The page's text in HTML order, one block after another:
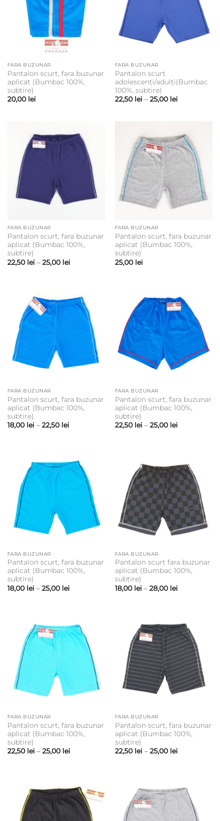
FARA BUZUNAR
Pantalon scurt, fara buzunar
aplicat (Bumbac 100%,
subtire)
20,00 lei
FARA BUZUNAR
Pantalon scurt
adolescenți/adulți(Bumbac
100%, subtire)
22,50 lei – 25,00 leiInterval
25,00 lei
FARA BUZUNAR
Pantalon scurt, fara buzunar
aplicat (Bumbac 100%,
subtire)
22,50 lei – 25,00 leiInterval
25,00 lei
FARA BUZUNAR
Pantalon scurt, fara buzunar
aplicat (Bumbac 100%,
subtire)
25,00 lei
FARA BUZUNAR
Pantalon scurt, fara buzunar
aplicat (Bumbac 100%,
subtire)
18,00 lei – 22,50 leiInterval
22,50 lei
FARA BUZUNAR
Pantalon scurt, fara buzunar
aplicat (Bumbac 100%,
subtire)
22,50 lei – 25,00 leiInterval
25,00 lei
FARA BUZUNAR
Pantalon scurt, fara buzunar
aplicat (Bumbac 100%,
subtire)
18,00 lei – 25,00 leiInterval
25,00 lei
FARA BUZUNAR
Pantalon scurt fara buzunar
aplicat (Bumbac 100%,
subțire)
18,00 lei – 28,00 leiInterval
28,00 lei
FARA BUZUNAR
Pantalon scurt, fara buzunar
aplicat (Bumbac 100%,
subtire)
22,50 lei – 25,00 leiInterval
25,00 lei
FARA BUZUNAR
Pantalon scurt, fara buzunar
aplicat (Bumbac 100%,
subtire)
22,50 lei – 25,00 leiInterval
25,00 lei